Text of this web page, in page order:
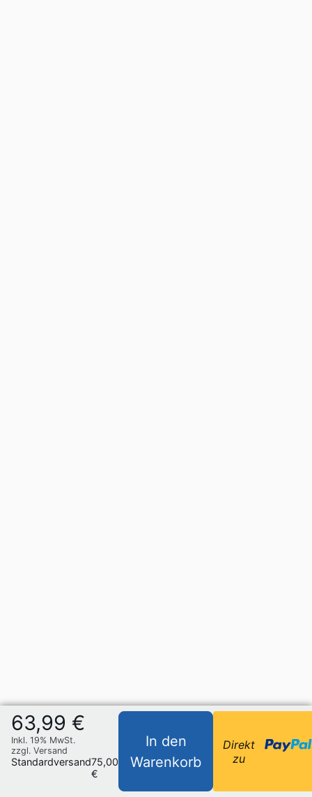
63,99 €
Inkl. 19% MwSt.
zzgl. Versand
Standardversand75,00
€
In den
Warenkorb
Direkt
zu